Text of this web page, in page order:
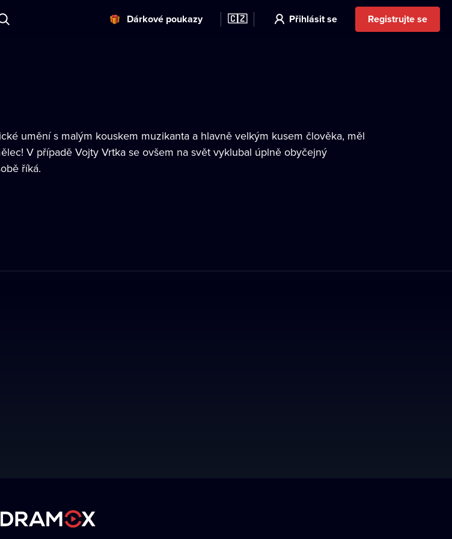
Dárkové poukazy 🇨🇿 Přihlásit se Registrujte se
umění s malým kouskem muzikanta a hlavně velkým kusem člověka, měl
V případě Vojty Vrtka se ovšem na svět vyklubal úplně obyčejný
říká.